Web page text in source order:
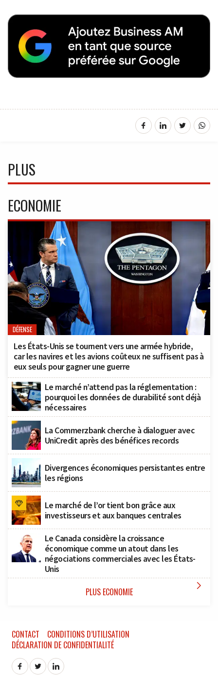
PLUS
ECONOMIE
DÉFENSE
Les États-Unis se tournent vers une armée hybride,
car les navires et les avions coûteux ne suffisent pas à
eux seuls pour gagner une guerre
Le marché n’attend pas la réglementation :
pourquoi les données de durabilité sont déjà
nécessaires
La Commerzbank cherche à dialoguer avec
UniCredit après des bénéfices records
Divergences économiques persistantes entre
les régions
Le marché de l’or tient bon grâce aux
investisseurs et aux banques centrales
Le Canada considère la croissance
économique comme un atout dans les
négociations commerciales avec les États-
Unis
PLUS ECONOMIE 
CONTACT
CONDITIONS D’UTILISATION
DÉCLARATION DE CONFIDENTIALITÉ